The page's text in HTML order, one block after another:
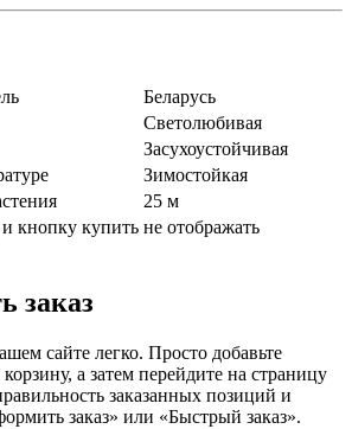
Беларусь
Светолюбивая
Засухоустойчивая
Зимостойкая
25 м
кнопку купить не отображать
заказ
сайте легко. Просто добавьте
а затем перейдите на страницу
заказанных позиций и
заказ» или «Быстрый заказ».